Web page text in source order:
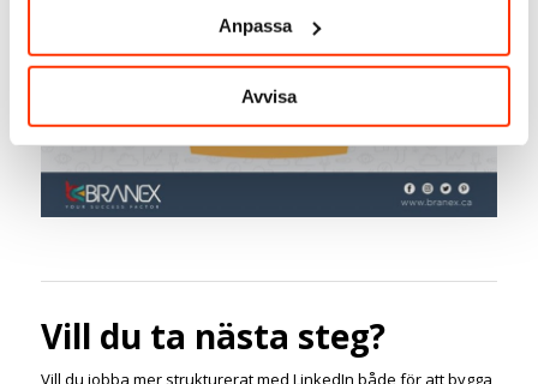
Anpassa
Avvisa
Vill du ta nästa steg?
Vill du jobba mer strukturerat med LinkedIn både för att bygga